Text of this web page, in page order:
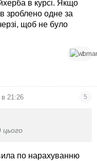
в курсі. Якщо
зроблено одне за
щоб не було
1
21:26 5
цього
по нарахуванню